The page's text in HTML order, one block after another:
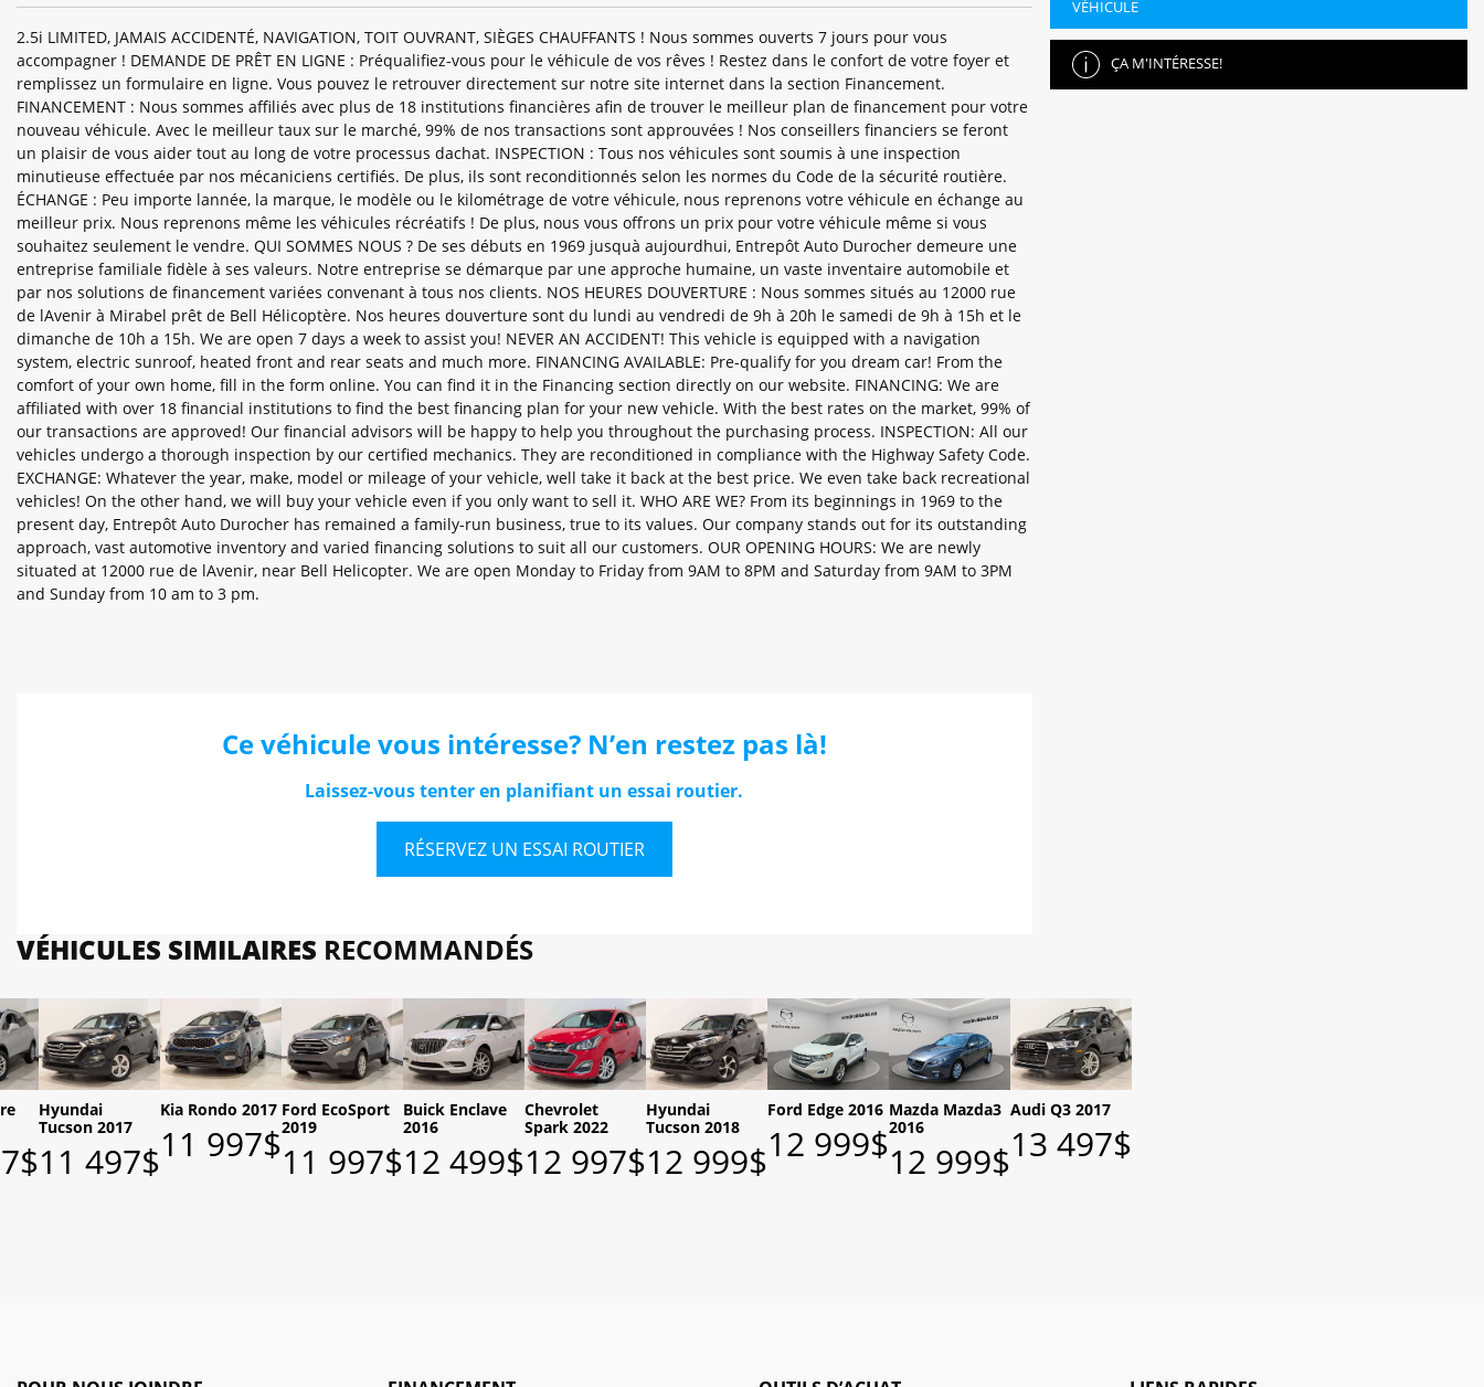
2.5i LIMITED, JAMAIS ACCIDENTÉ, NAVIGATION, TOIT OUVRANT, SIÈGES CHAUFFANTS ! Nous sommes ouverts 7 jours pour vous
accompagner ! DEMANDE DE PRÊT EN LIGNE : Préqualifiez-vous pour le véhicule de vos rêves ! Restez dans le confort de votre foyer et
remplissez un formulaire en ligne. Vous pouvez le retrouver directement sur notre site internet dans la section Financement.
FINANCEMENT : Nous sommes affiliés avec plus de 18 institutions financières afin de trouver le meilleur plan de financement pour votre
nouveau véhicule. Avec le meilleur taux sur le marché, 99% de nos transactions sont approuvées ! Nos conseillers financiers se feront
un plaisir de vous aider tout au long de votre processus dachat. INSPECTION : Tous nos véhicules sont soumis à une inspection
minutieuse effectuée par nos mécaniciens certifiés. De plus, ils sont reconditionnés selon les normes du Code de la sécurité routière.
ÉCHANGE : Peu importe lannée, la marque, le modèle ou le kilométrage de votre véhicule, nous reprenons votre véhicule en échange au
meilleur prix. Nous reprenons même les véhicules récréatifs ! De plus, nous vous offrons un prix pour votre véhicule même si vous
souhaitez seulement le vendre. QUI SOMMES NOUS ? De ses débuts en 1969 jusquà aujourdhui, Entrepôt Auto Durocher demeure une
entreprise familiale fidèle à ses valeurs. Notre entreprise se démarque par une approche humaine, un vaste inventaire automobile et
par nos solutions de financement variées convenant à tous nos clients. NOS HEURES DOUVERTURE : Nous sommes situés au 12000 rue
de lAvenir à Mirabel prêt de Bell Hélicoptère. Nos heures douverture sont du lundi au vendredi de 9h à 20h le samedi de 9h à 15h et le
dimanche de 10h a 15h. We are open 7 days a week to assist you! NEVER AN ACCIDENT! This vehicle is equipped with a navigation
system, electric sunroof, heated front and rear seats and much more. FINANCING AVAILABLE: Pre-qualify for you dream car! From the
comfort of your own home, fill in the form online. You can find it in the Financing section directly on our website. FINANCING: We are
affiliated with over 18 financial institutions to find the best financing plan for your new vehicle. With the best rates on the market, 99% of
our transactions are approved! Our financial advisors will be happy to help you throughout the purchasing process. INSPECTION: All our
vehicles undergo a thorough inspection by our certified mechanics. They are reconditioned in compliance with the Highway Safety Code.
EXCHANGE: Whatever the year, make, model or mileage of your vehicle, well take it back at the best price. We even take back recreational
vehicles! On the other hand, we will buy your vehicle even if you only want to sell it. WHO ARE WE? From its beginnings in 1969 to the
present day, Entrepôt Auto Durocher has remained a family-run business, true to its values. Our company stands out for its outstanding
approach, vast automotive inventory and varied financing solutions to suit all our customers. OUR OPENING HOURS: We are newly
situated at 12000 rue de lAvenir, near Bell Helicopter. We are open Monday to Friday from 9AM to 8PM and Saturday from 9AM to 3PM
and Sunday from 10 am to 3 pm.
Ce véhicule vous intéresse? N’en restez pas là!
Laissez-vous tenter en planifiant un essai routier.
RÉSERVEZ UN ESSAI ROUTIER
VÉHICULES SIMILAIRES RECOMMANDÉS
$
Hyundai
Tucson 2017
11 497$
Kia Rondo 2017
11 997$
Ford EcoSport
2019
11 997$
Buick Enclave
2016
12 499$
Chevrolet
Spark 2022
12 997$
Hyundai
Tucson 2018
12 999$
Ford Edge 2016
12 999$
Mazda Mazda3
2016
12 999$
Audi Q3 2017
13 497$
ÇA M'INTÉRESSE!